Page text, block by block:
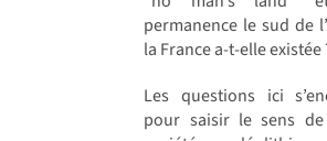
permanence le sud de
la France a-t-elle existée
Les questions ici
pour saisir le sens de